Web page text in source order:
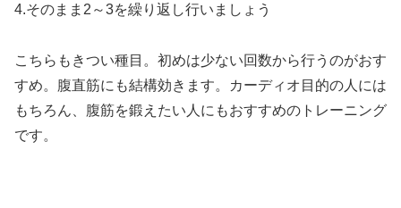
4.そのまま2～3を繰り返し行いましょう
こちらもきつい種目。初めは少ない回数から行うのがおす
すめ。腹直筋にも結構効きます。カーディオ目的の人には
もちろん、腹筋を鍛えたい人にもおすすめのトレーニング
です。